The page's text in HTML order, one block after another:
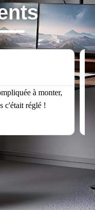
à monter,
c'était réglé !